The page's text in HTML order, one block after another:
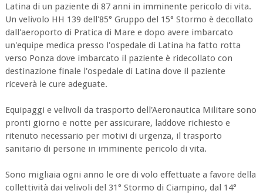
Latina di un paziente di 87 anni in imminente pericolo di vita.
Un velivolo HH 139 dell'85° Gruppo del 15° Stormo è decollato
dall'aeroporto di Pratica di Mare e dopo avere imbarcato
un'equipe medica presso l'ospedale di Latina ha fatto rotta
verso Ponza dove imbarcato il paziente è ridecollato con
destinazione finale l'ospedale di Latina dove il paziente
riceverà le cure adeguate.
Equipaggi e velivoli da trasporto dell'Aeronautica Militare sono
pronti giorno e notte per assicurare, laddove richiesto e
ritenuto necessario per motivi di urgenza, il trasporto
sanitario di persone in imminente pericolo di vita.
Sono migliaia ogni anno le ore di volo effettuate a favore della
collettività dai velivoli del 31° Stormo di Ciampino, dal 14°